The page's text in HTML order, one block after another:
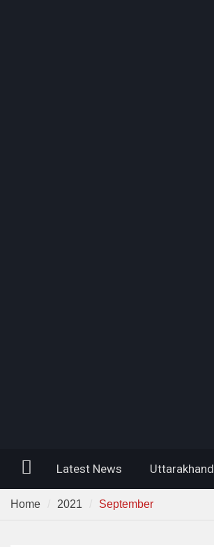
HomeLatest News Uttarakhand
Home 2021 September